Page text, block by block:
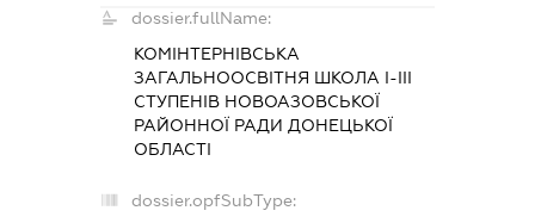
dossier.fullName:
КОМІНТЕРНІВСЬКА
ЗАГАЛЬНООСВІТНЯ ШКОЛА І-ІІІ
СТУПЕНІВ НОВОАЗОВСЬКОЇ
РАЙОННОЇ РАДИ ДОНЕЦЬКОЇ
ОБЛАСТІ
dossier.opfSubType: